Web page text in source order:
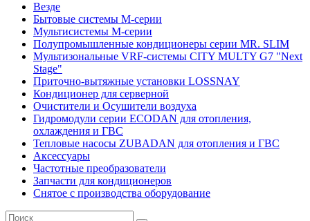
Везде
Бытовые системы M-серии
Мультисистемы M-серии
Полупромышленные кондиционеры серии MR. SLIM
Мультизональные VRF-системы CITY MULTY G7 "Next
Stage"
Приточно-вытяжные установки LOSSNAY
Кондиционер для серверной
Очистители и Осушители воздуха
Гидромодули серии ECODAN для отопления,
охлаждения и ГВС
Тепловые насосы ZUBADAN для отопления и ГВС
Аксесcуары
Частотные преобразователи
Запчасти для кондиционеров
Снятое с производства оборудование